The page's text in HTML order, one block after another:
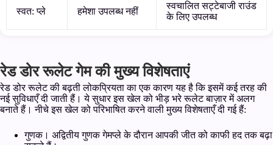
स्वत: प्ले हमेशा उपलब्ध नहीं
स्वचालित सट्टेबाजी राउंड
के लिए उपलब्ध
रेड डोर रूलेट गेम की मुख्य विशेषताएं
रेड डोर रूलेट की बढ़ती लोकप्रियता का एक कारण यह है कि इसमें कई तरह की
नई सुविधाएँ दी जाती हैं। ये सुधार इस खेल को भीड़ भरे रूलेट बाज़ार में अलग
बनाते हैं। नीचे इस खेल को परिभाषित करने वाली मुख्य विशेषताएँ दी गई हैं:
गुणक। अद्वितीय गुणक गेमप्ले के दौरान आपकी जीत को काफी हद तक बढ़ा